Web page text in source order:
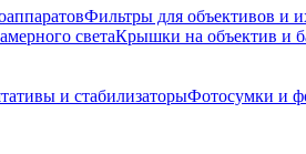
Фильтры для объективов и
светаКрышки на объектив и
и стабилизаторыФотосумки и